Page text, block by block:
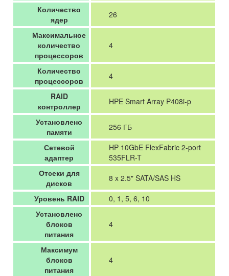
Количество
ядер
26
Максимальное
количество
процессоров
4
Количество
процессоров
4
RAID
контроллер
HPE Smart Array P408i-p
Установлено
памяти
256 ГБ
Сетевой
адаптер
HP 10GbE FlexFabric 2-port
535FLR-T
Отсеки для
дисков
8 x 2.5" SATA/SAS HS
Уровень RAID
0, 1, 5, 6, 10
Установлено
блоков
питания
4
Максимум
блоков
питания
4